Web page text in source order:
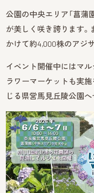
公園の中央エリア「菖蒲
が美しく咲き誇ります。
かけて約4,000株のアジ
イベント開催中にはマル
ラワーマーケットも実
じる県営馬見丘陵公園へ